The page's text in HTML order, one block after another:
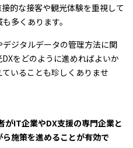
的な接客や観光体験を重視して
多くあります。
ジタルデータの管理方法に関
をどのように進めればよいか
いることも珍しくありませ
がIT企業やDX支援の専門企業と
施策を進めることが有効で